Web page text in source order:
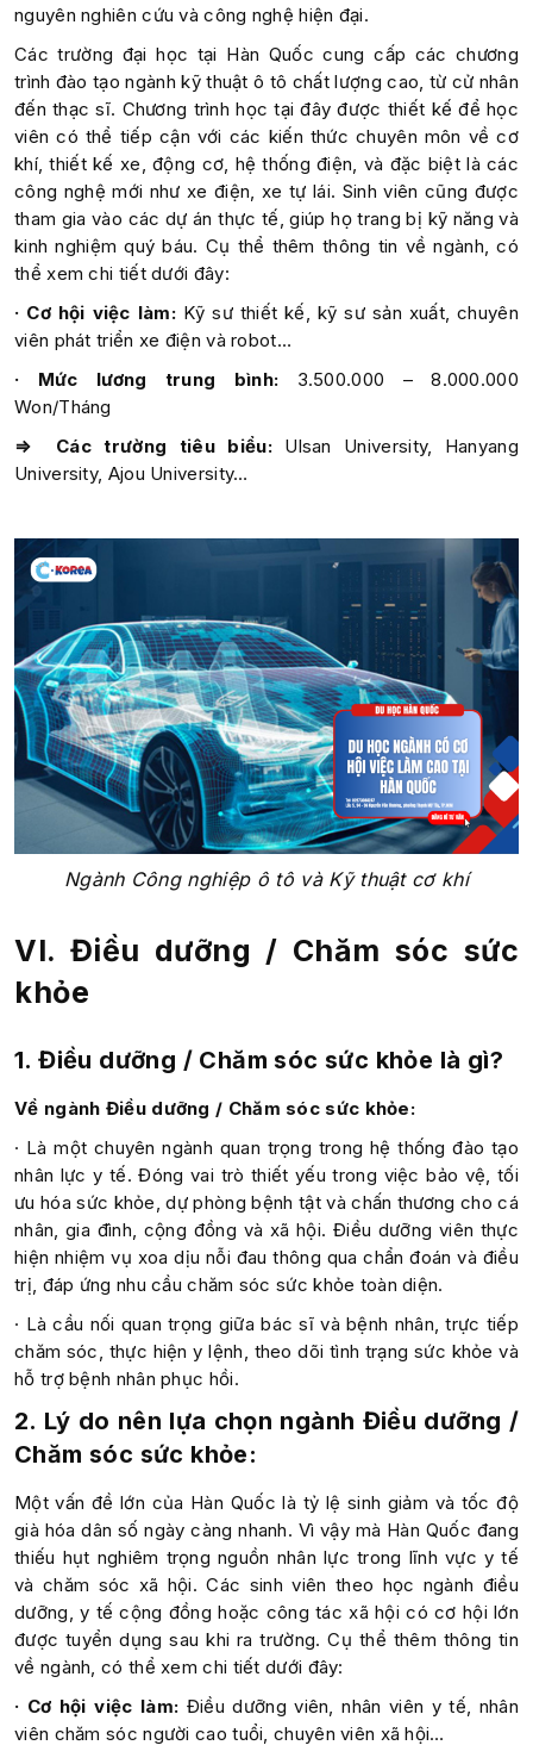
nguyên nghiên cứu và công nghệ hiện đại.
Các trường đại học tại Hàn Quốc cung cấp các chương
trình đào tạo ngành kỹ thuật ô tô chất lượng cao, từ cử nhân
đến thạc sĩ. Chương trình học tại đây được thiết kế để học
viên có thể tiếp cận với các kiến thức chuyên môn về cơ
khí, thiết kế xe, động cơ, hệ thống điện, và đặc biệt là các
công nghệ mới như xe điện, xe tự lái. Sinh viên cũng được
tham gia vào các dự án thực tế, giúp họ trang bị kỹ năng và
kinh nghiệm quý báu. Cụ thể thêm thông tin về ngành, có
thể xem chi tiết dưới đây:
· Cơ hội việc làm:Kỹ sư thiết kế, kỹ sư sản xuất, chuyên
viên phát triển xe điện và robot…
· Mức lương trung bình: 3.500.000 – 8.000.000
Won/Tháng
⇒ Các trường tiêu biểu:Ulsan University, Hanyang
University, Ajou University…
Ngành Công nghiệp ô tô và Kỹ thuật cơ khí
VI. Điều dưỡng / Chăm sóc sức
khỏe
1. Điều dưỡng / Chăm sóc sức khỏe là gì?
Về ngành Điều dưỡng / Chăm sóc sức khỏe:
· Là một chuyên ngành quan trọng trong hệ thống đào tạo
nhân lực y tế. Đóng vai trò thiết yếu trong việc bảo vệ, tối
ưu hóa sức khỏe, dự phòng bệnh tật và chấn thương cho cá
nhân, gia đình, cộng đồng và xã hội. Điều dưỡng viên thực
hiện nhiệm vụ xoa dịu nỗi đau thông qua chẩn đoán và điều
trị, đáp ứng nhu cầu chăm sóc sức khỏe toàn diện.
· Là cầu nối quan trọng giữa bác sĩ và bệnh nhân, trực tiếp
chăm sóc, thực hiện y lệnh, theo dõi tình trạng sức khỏe và
hỗ trợ bệnh nhân phục hồi.
2. Lý do nên lựa chọn ngành Điều dưỡng /
Chăm sóc sức khỏe:
Một vấn đề lớn của Hàn Quốc là tỷ lệ sinh giảm và tốc độ
già hóa dân số ngày càng nhanh. Vì vậy mà Hàn Quốc đang
thiếu hụt nghiêm trọng nguồn nhân lực trong lĩnh vực y tế
và chăm sóc xã hội. Các sinh viên theo học ngành điều
dưỡng, y tế cộng đồng hoặc công tác xã hội có cơ hội lớn
được tuyển dụng sau khi ra trường. Cụ thể thêm thông tin
về ngành, có thể xem chi tiết dưới đây:
· Cơ hội việc làm: Điều dưỡng viên, nhân viên y tế, nhân
viên chăm sóc người cao tuổi, chuyên viên xã hội…